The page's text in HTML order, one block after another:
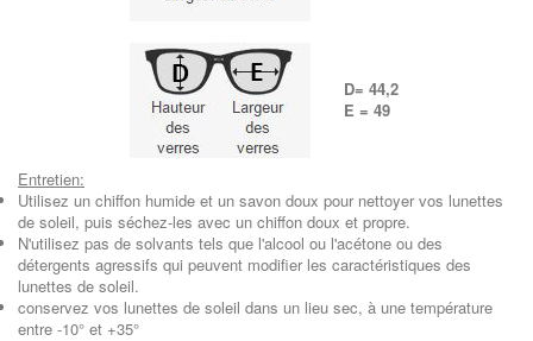
D= 44,2
E = 49
Entretien:
Utilisez un chiffon humide et un savon doux pour nettoyer vos lunettes
de soleil, puis séchez-les avec un chiffon doux et propre.
N'utilisez pas de solvants tels que l'alcool ou l'acétone ou des
détergents agressifs qui peuvent modifier les caractéristiques des
lunettes de soleil.
conservez vos lunettes de soleil dans un lieu sec, à une température
entre -10° et +35°